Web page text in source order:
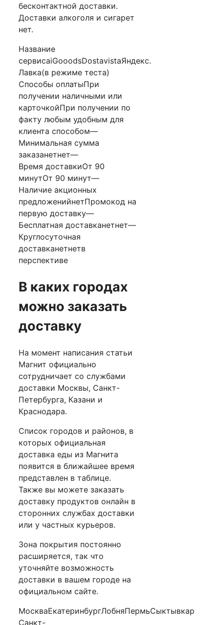
бесконтактной доставки.
Доставки алкоголя и сигарет
нет.
Название
сервисаiGooodsDostavistaЯндекс.
Лавка(в режиме теста)
Способы оплатыПри
получении наличными или
карточкойПри получении по
факту любым удобным для
клиента способом—
Минимальная сумма
заказанетнет—
Время доставкиОт 90
минутОт 90 минут—
Наличие акционных
предложенийнетПромокод на
первую доставку—
Бесплатная доставканетнет—
Круглосуточная
доставканетнетв
перспективе
В каких городах
можно заказать
доставку
На момент написания статьи
Магнит официально
сотрудничает со службами
доставки Москвы, Санкт-
Петербурга, Казани и
Краснодара.
Список городов и районов, в
которых официальная
доставка еды из Магнита
появится в ближайшее время
представлен в таблице.
Также вы можете заказать
доставку продуктов онлайн в
сторонних службах доставки
или у частных курьеров.
Зона покрытия постоянно
расширяется, так что
уточняйте возможность
доставки в вашем городе на
официальном сайте.
МоскваЕкатеринбургЛобняПермьСыктывкар
Санкт-